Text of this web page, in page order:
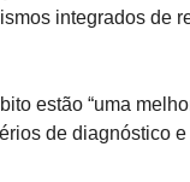
integrados de
estão “uma
de diagnóstico